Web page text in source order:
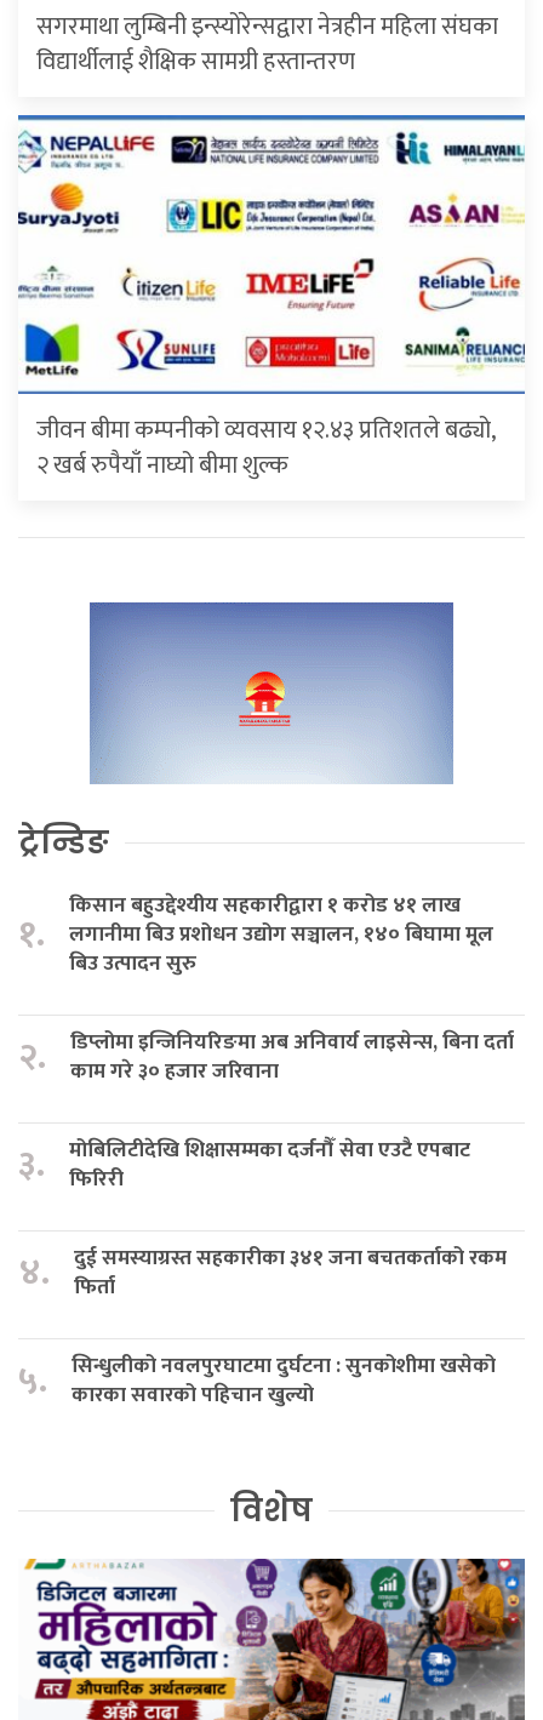
सगरमाथा लुम्बिनी इन्स्योरेन्सद्वारा नेत्रहीन महिला संघका
विद्यार्थीलाई शैक्षिक सामग्री हस्तान्तरण
जीवन बीमा कम्पनीको व्यवसाय १२.४३ प्रतिशतले बढ्यो,
२ खर्ब रुपैयाँ नाघ्यो बीमा शुल्क
ट्रेन्डिङ
१.
किसान बहुउद्देश्यीय सहकारीद्वारा १ करोड ४१ लाख
लगानीमा बिउ प्रशोधन उद्योग सञ्चालन, १४० बिघामा मूल
बिउ उत्पादन सुरु
२.
डिप्लोमा इन्जिनियरिङमा अब अनिवार्य लाइसेन्स, बिना दर्ता
काम गरे ३० हजार जरिवाना
३.
मोबिलिटीदेखि शिक्षासम्मका दर्जनौँ सेवा एउटै एपबाट
फिरिरी
४.
दुई समस्याग्रस्त सहकारीका ३४१ जना बचतकर्ताको रकम
फिर्ता
५.
सिन्धुलीको नवलपुरघाटमा दुर्घटना : सुनकोशीमा खसेको
कारका सवारको पहिचान खुल्यो
विशेष